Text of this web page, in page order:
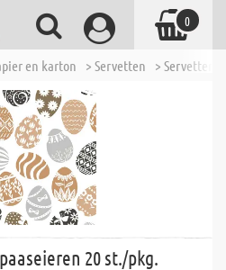
en karton > Servetten > Servetten
20 st./pkg.
0